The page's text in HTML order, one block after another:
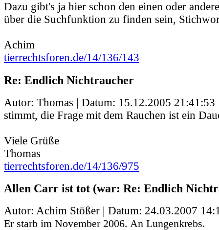
Dazu gibt's ja hier schon den einen oder
über die Suchfunktion zu finden sein,
Achim
tierrechtsforen.de/14/136/143
Re: Endlich Nichtraucher
Autor: Thomas | Datum: 15.12.2005 21:41:53
stimmt, die Frage mit dem Rauchen ist ein
Viele Grüße
Thomas
tierrechtsforen.de/14/136/975
Allen Carr ist tot (war: Re: Endlich
Autor: Achim Stößer | Datum: 24.03.2007
Er starb im November 2006. An Lungenkrebs.